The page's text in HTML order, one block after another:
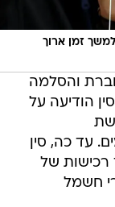
זמן ארוך
והסלמה
הודיעה על
עד כה, סין
רכישות של
חשמל